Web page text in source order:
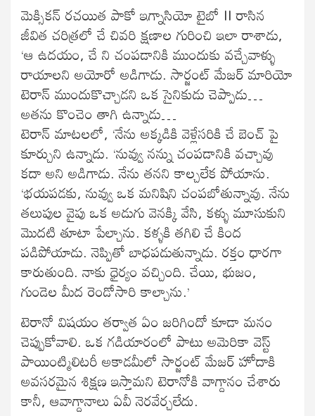
మెక్సికన్ రచయిత పాకో ఇగ్నాసియో టైబో II రాసిన
జీవిత చరిత్రలో చే చివరి క్షణాల గురించి ఇలా రాశాడు,
‘ఆ ఉదయం, చే ని చంపడానికి ముందుకు వచ్చేవాళ్ళు
రాయాలని అయోరో అడిగాడు. సార్జంట్ మేజర్ మారియో
టెరాన్ ముందుకొచ్చాడని ఒక సైనికుడు చెప్పాడు…
అతను కొంచెం తాగి ఉన్నాడు…
టెరాన్ మాటలలో, ‘నేను అక్కడికి వెళ్లేసరికి చే బెంచ్ పై
కూర్చుని ఉన్నాడు. ‘నువ్వు నన్ను చంపడానికి వచ్చావు
కదా అని అడిగాడు. నేను తనని కాల్చలేక పోయాను.
‘భయపడకు, నువ్వు ఒక మనిషిని చంపబోతున్నావు. నేను
తలుపుల వైపు ఒక అడుగు వెనక్కి వేసి, కళ్ళు మూసుకుని
మొదటి తూటా పేల్చాను. కళ్ళకి తగిలి చే కింద
పడిపోయాడు. నెప్పితో బాధపడుతున్నాడు. రక్తం ధారగా
కారుతుంది. నాకు ధైర్యం వచ్చింది. చేయి, భుజం,
గుండెల మీద రెండోసారి కాల్చాను.’
టెరానో విషయం తర్వాత ఏం జరిగిందో కూడా మనం
చెప్పుకోవాలి. ఒక గడియారంలో పాటు అమెరికా వెస్ట్
పాయింట్మిలిటరీ అకాడమీలో సార్జంట్ మేజర్ హోదాకి
అవసరమైన శిక్షణ ఇస్తామని టెరానోకి వాగ్దానం చేశారు
కానీ, ఆవాగ్దానాలు ఏవీ నెరవేర్చలేదు.